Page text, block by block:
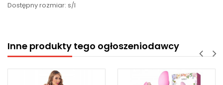
Dostępny rozmiar: s/l
Inne produkty tego ogłoszeniodawcy